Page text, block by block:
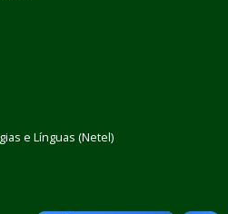
e Línguas (Netel)